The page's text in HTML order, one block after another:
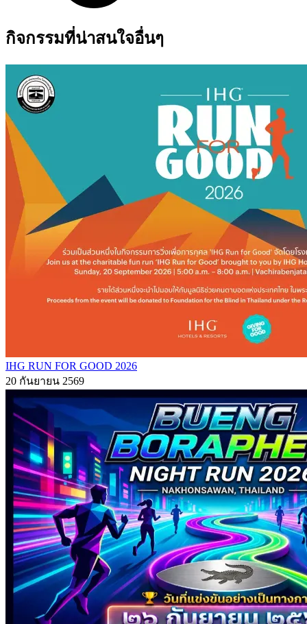
กิจกรรมที่น่าสนใจอื่นๆ
IHG RUN FOR GOOD 2026
20 กันยายน 2569